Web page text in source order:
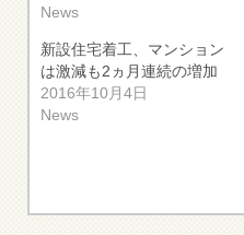
News
新設住宅着工、マンション
は激減も2ヵ月連続の増加
2016年10月4日
News